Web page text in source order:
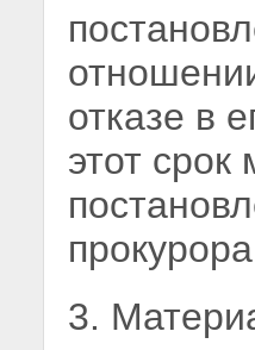
отказе в
этот
3.